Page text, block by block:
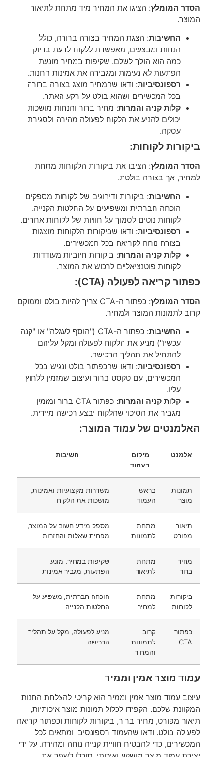
הסדר המומלץ: הציגו את המחיר מיד מתחת לתיאור
המוצר.
החשיבות: הצגת המחיר בצורה ברורה, כולל
הנחות ומבצעים, מאפשרת ללקוח לדעת בדיוק
כמה הוא הולך לשלם. שקיפות במחיר מונעת
הפתעות לא נעימות ומגבירה את אמינות החנות.
רספונסיביות: ודאו שהמחיר מוצג בצורה ברורה
בכל המכשירים ושהוא בולט על רקע האתר.
קלות קניה והמרות: מחיר ברור והנחות מושכות
יכולים להניע את הלקוח לפעולה מהירה ולסגירת
עסקה.
ביקורות לקוחות:
הסדר המומלץ: הציבו את ביקורות הלקוחות מתחת
למחיר, אך בצורה בולטת.
החשיבות: ביקורות ודירוגים של לקוחות מספקים
הוכחה חברתית ומשפיעים על החלטות הקנייה.
לקוחות נוטים לסמוך על חוויות של לקוחות אחרים.
רספונסיביות: ודאו שביקורות הלקוחות מוצגות
בצורה נוחה לקריאה בכל המכשירים.
קלות קניה והמרות: ביקורות חיוביות מעודדות
לקוחות פוטנציאליים לרכוש את המוצר.
כפתור קריאה לפעולה (CTA):
הסדר המומלץ
: כפתור ה-CTA צריך להיות בולט וממוקם
קרוב לתמונות המוצר ולמחיר.
החשיבות
: כפתור ה-CTA ("הוסף לעגלה" או "קנה
עכשיו") מניע את הלקוח לפעולה ומקל עליהם
להתחיל את תהליך הרכישה.
רספונסיביות: ודאו שהכפתור בולט ונגיש בכל
המכשירים, עם טקסט ברור ועיצוב שמזמין ללחוץ
עליו.
קלות קניה והמרות
: כפתור CTA ברור ומזמין
מגביר את הסיכוי שהלקוח יבצע רכישה מיידית.
האלמנטים של עמוד המוצר:
אלמנט
מיקום
בעמוד
חשיבות
תמונות
מוצר
בראש
העמוד
משדרות מקצועיות ואמינות,
מושכות את הלקוח
תיאור
מפורט
מתחת
לתמונות
מספק מידע חשוב על המוצר,
מפחית שאלות והחזרות
מחיר
ברור
מתחת
לתיאור
שקיפות במחיר, מונע
הפתעות, מגביר אמינות
ביקורות
לקוחות
מתחת
למחיר
הוכחה חברתית, משפיע על
החלטות הקנייה
כפתור
CTA
קרוב
לתמונות
והמחיר
מניע לפעולה, מקל על תהליך
הרכישה
עמוד מוצר אמין וממיר
עיצוב עמוד מוצר אמין וממיר הוא קריטי להצלחת החנות
המקוונת שלכם. הקפידו לכלול תמונות מוצר איכותיות,
תיאור מפורט, מחיר ברור, ביקורות לקוחות וכפתור קריאה
לפעולה בולט. ודאו שהעמוד רספונסיבי ומתאים לכל
המכשירים, כדי להבטיח חוויית קנייה נוחה ומהירה. על ידי